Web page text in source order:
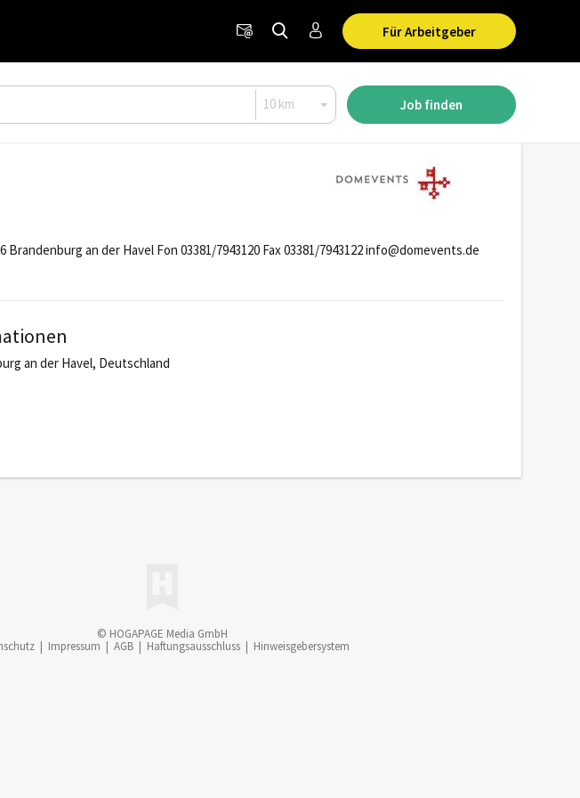
Für Arbeitgeber
Job finden
Brandenburg an der Havel Fon 03381/7943120 Fax 03381/7943122 info@domevents.de
an der Havel, Deutschland
© HOGAPAGE Media GmbH
Impressum AGB Haftungsausschluss Hinweisgebersystem